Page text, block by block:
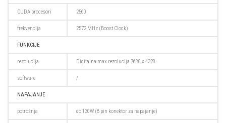
CUDA procesori 2560
frekvencija 2572 MHz (Boost Clock)
FUNKCIJE
rezolucija Digitalna max rezolucija 7680 x 4320
software /
NAPAJANJE
potrošnja do 130W (8 pin konektor za napajanje)